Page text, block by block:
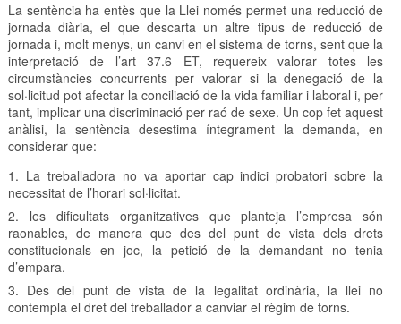
La sentència ha entès que la Llei només permet una reducció de
jornada diària, el que descarta un altre tipus de reducció de
jornada i, molt menys, un canvi en el sistema de torns, sent que la
interpretació de l’art 37.6 ET, requereix valorar totes les
circumstàncies concurrents per valorar si la denegació de la
sol·licitud pot afectar la conciliació de la vida familiar i laboral i, per
tant, implicar una discriminació per raó de sexe. Un cop fet aquest
anàlisi, la sentència desestima íntegrament la demanda, en
considerar que:
1. La treballadora no va aportar cap indici probatori sobre la
necessitat de l’horari sol·licitat.
2. les dificultats organitzatives que planteja l’empresa són
raonables, de manera que des del punt de vista dels drets
constitucionals en joc, la petició de la demandant no tenia
d’empara.
3. Des del punt de vista de la legalitat ordinària, la llei no
contempla el dret del treballador a canviar el règim de torns.